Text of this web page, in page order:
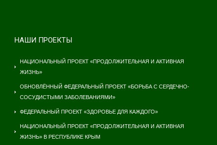
НАШИ ПРОЕКТЫ
НАЦИОНАЛЬНЫЙ ПРОЕКТ «ПРОДОЛЖИТЕЛЬНАЯ И АКТИВНАЯ
ЖИЗНЬ»
ОБНОВЛЁННЫЙ ФЕДЕРАЛЬНЫЙ ПРОЕКТ «БОРЬБА С СЕРДЕЧНО-
СОСУДИСТЫМИ ЗАБОЛЕВАНИЯМИ»
ФЕДЕРАЛЬНЫЙ ПРОЕКТ «ЗДОРОВЬЕ ДЛЯ КАЖДОГО»
НАЦИОНАЛЬНЫЙ ПРОЕКТ «ПРОДОЛЖИТЕЛЬНАЯ И АКТИВНАЯ
ЖИЗНЬ» В РЕСПУБЛИКЕ КРЫМ